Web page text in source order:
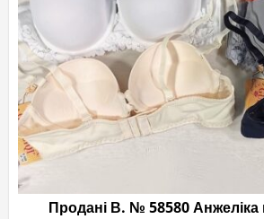
Продані В. № 58580